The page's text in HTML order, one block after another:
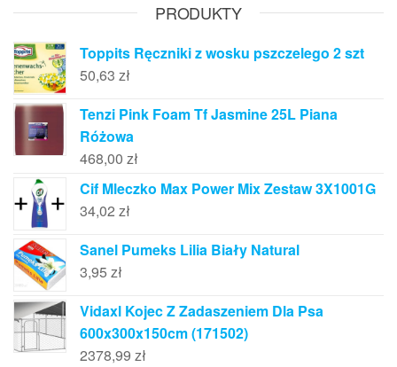
PRODUKTY
Toppits Ręczniki z wosku pszczelego 2 szt
50,63 zł
Tenzi Pink Foam Tf Jasmine 25L Piana
Różowa
468,00 zł
Cif Mleczko Max Power Mix Zestaw 3X1001G
34,02 zł
Sanel Pumeks Lilia Biały Natural
3,95 zł
Vidaxl Kojec Z Zadaszeniem Dla Psa
600x300x150cm (171502)
2378,99 zł